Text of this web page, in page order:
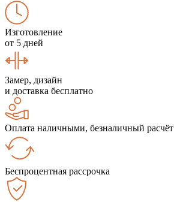
Изготовление
от 5 дней
Замер, дизайн
и доставка бесплатно
Оплата наличными, безналичный расчёт
Беспроцентная рассрочка